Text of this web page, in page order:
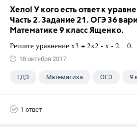
Хело! У кого есть ответ к
Часть 2. Задание 21. ОГЭ 36
Математике 9 класс Ященко.
Решите уравнение х3 + 2х2 - х - 2 = 0.
18 октября 2017
ГДЗ Математика ОГЭ 9
1 ответ